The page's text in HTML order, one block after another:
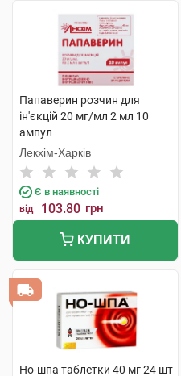
Папаверин розчин для
ін'єкцій 20 мг/мл 2 мл 10
ампул
Лекхім-Харків
Є в наявності
від 103.80 грн
КУПИТИ
Но-шпа таблетки 40 мг 24 шт